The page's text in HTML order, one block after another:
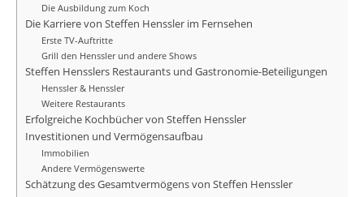
Die Ausbildung zum Koch
Die Karriere von Steffen Henssler im Fernsehen
Erste TV-Auftritte
Grill den Henssler und andere Shows
Steffen Hensslers Restaurants und Gastronomie-Beteiligungen
Henssler & Henssler
Weitere Restaurants
Erfolgreiche Kochbücher von Steffen Henssler
Investitionen und Vermögensaufbau
Immobilien
Andere Vermögenswerte
Schätzung des Gesamtvermögens von Steffen Henssler